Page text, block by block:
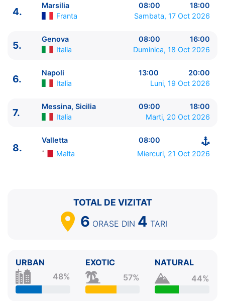
ITINERARIU
----------------------------------------
1. Valletta Malta
Barcelona Spania
08:00 - 18:00
4.
Franta
6.
Napoli Italia
7. Messina, Sicilia
09:00 - 18:00
4.
Marsilia 08:00
18:00
Franta
Sambata, 17 Oct 2026
5.
Genova 08:00
16:00
Italia
Duminica, 18 Oct 2026
6.
Napoli 13:00
20:00
Italia
Luni, 19 Oct 2026
7.
Messina, Sicilia 09:00
18:00
Italia
Marti, 20 Oct 2026
8.
Valletta
08:00
Malta
Miercuri, 21 Oct 2026
TOTAL DE VIZITAT
6 ORASE DIN 4 TARI
URBAN
48%
EXOTIC
57%
NATURAL
44%